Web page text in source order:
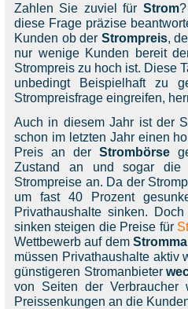
Zahlen Sie zuviel für Strom
diese Frage präzise
Kunden ob der Strompreis,
nur wenige Kunden bereit
Strompreis zu hoch ist. Diese
unbedingt Beispielhaft zu
Strompreisfrage eingreifen,
Auch in diesem Jahr ist der
schon im letzten Jahr einen
Preis an derStrombörse
Zustand an und sogar
Strompreise an. Da der
um fast 40 Prozent
Privathaushalte sinken.
sinken steigen die Preise für
Wettbewerb auf dem
müssen Privathaushalte aktiv
günstigeren Stromanbieter
von Seiten der Verbraucher
Preissenkungen an die